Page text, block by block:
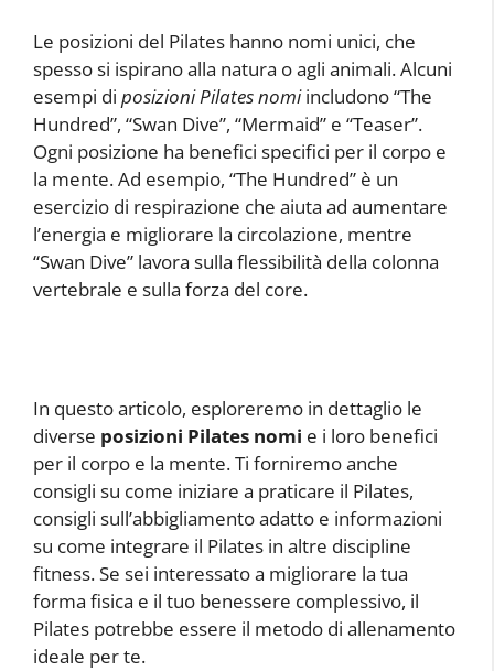
Le posizioni del Pilates hanno nomi unici, che
spesso si ispirano alla natura o agli animali. Alcuni
esempi di posizioni Pilates nomiincludono “The
Hundred”, “Swan Dive”, “Mermaid” e “Teaser”.
Ogni posizione ha benefici specifici per il corpo e
la mente. Ad esempio, “The Hundred” è un
esercizio di respirazione che aiuta ad aumentare
l’energia e migliorare la circolazione, mentre
“Swan Dive” lavora sulla flessibilità della colonna
vertebrale e sulla forza del core.
In questo articolo, esploreremo in dettaglio le
diverse posizioni Pilates nomi e i loro benefici
per il corpo e la mente. Ti forniremo anche
consigli su come iniziare a praticare il Pilates,
consigli sull’abbigliamento adatto e informazioni
su come integrare il Pilates in altre discipline
fitness. Se sei interessato a migliorare la tua
forma fisica e il tuo benessere complessivo, il
Pilates potrebbe essere il metodo di allenamento
ideale per te.